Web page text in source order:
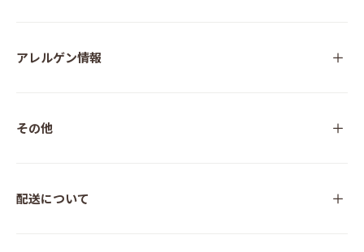
アレルゲン情報
その他
配送について